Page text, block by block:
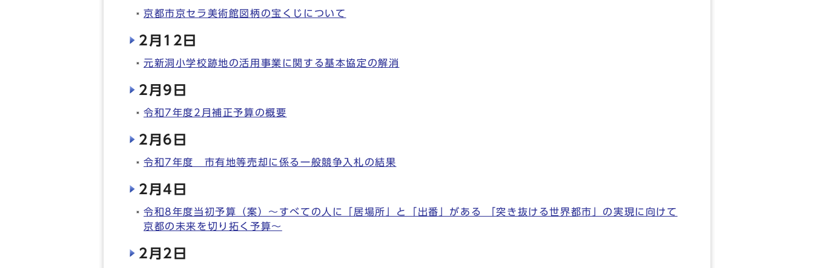
京都市京セラ美術館図柄の宝くじについて
2月12日
元新洞小学校跡地の活用事業に関する基本協定の解消
2月9日
令和7年度2月補正予算の概要
2月6日
令和7年度 市有地等売却に係る一般競争入札の結果
2月4日
令和8年度当初予算（案）～すべての人に「居場所」と「出番」がある 「突き抜ける世界都市」の実現に向けて
京都の未来を切り拓く予算～
2月2日